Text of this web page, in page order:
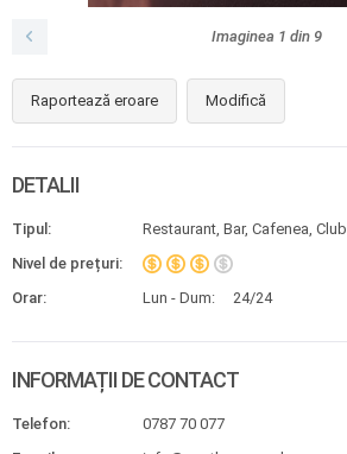
Imaginea 1 din 9
Raportează eroare Modifică
DETALII
Tipul:
Restaurant, Bar, Cafenea, Club
Nivel de prețuri:
Orar:
Lun - Dum: 24/24
INFORMAȚII DE CONTACT
Telefon:
0787 70 077